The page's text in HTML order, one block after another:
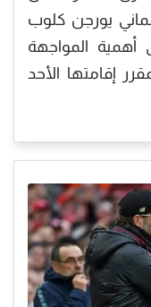
يورجن كلوب
أهمية المواجهة
إقامتها الأحد